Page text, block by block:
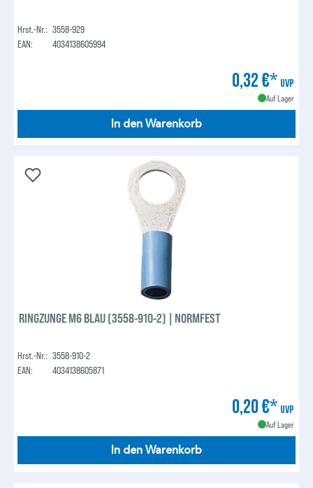
Hrst.-Nr.: 3558-929
EAN:
4034138605994
0,32 €* UVP
Auf Lager
In den Warenkorb
RINGZUNGE M6 BLAU (3558-910-2) | NORMFEST
Hrst.-Nr.: 3558-910-2
EAN:
4034138605871
0,20 €* UVP
Auf Lager
In den Warenkorb